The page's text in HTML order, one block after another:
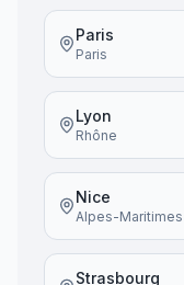
Paris
Paris
Lyon
Rhône
Nice
Alpes-Maritimes
Strasbourg